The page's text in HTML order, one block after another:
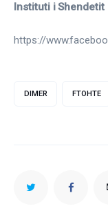
Instituti i Shendetit
https://
DIMER FTOHTE
TWITTER